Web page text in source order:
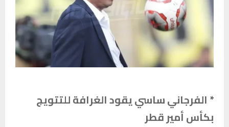
* الفرجاني ساسي يقود الغرافة للتتويج
بكأس أمير قطر